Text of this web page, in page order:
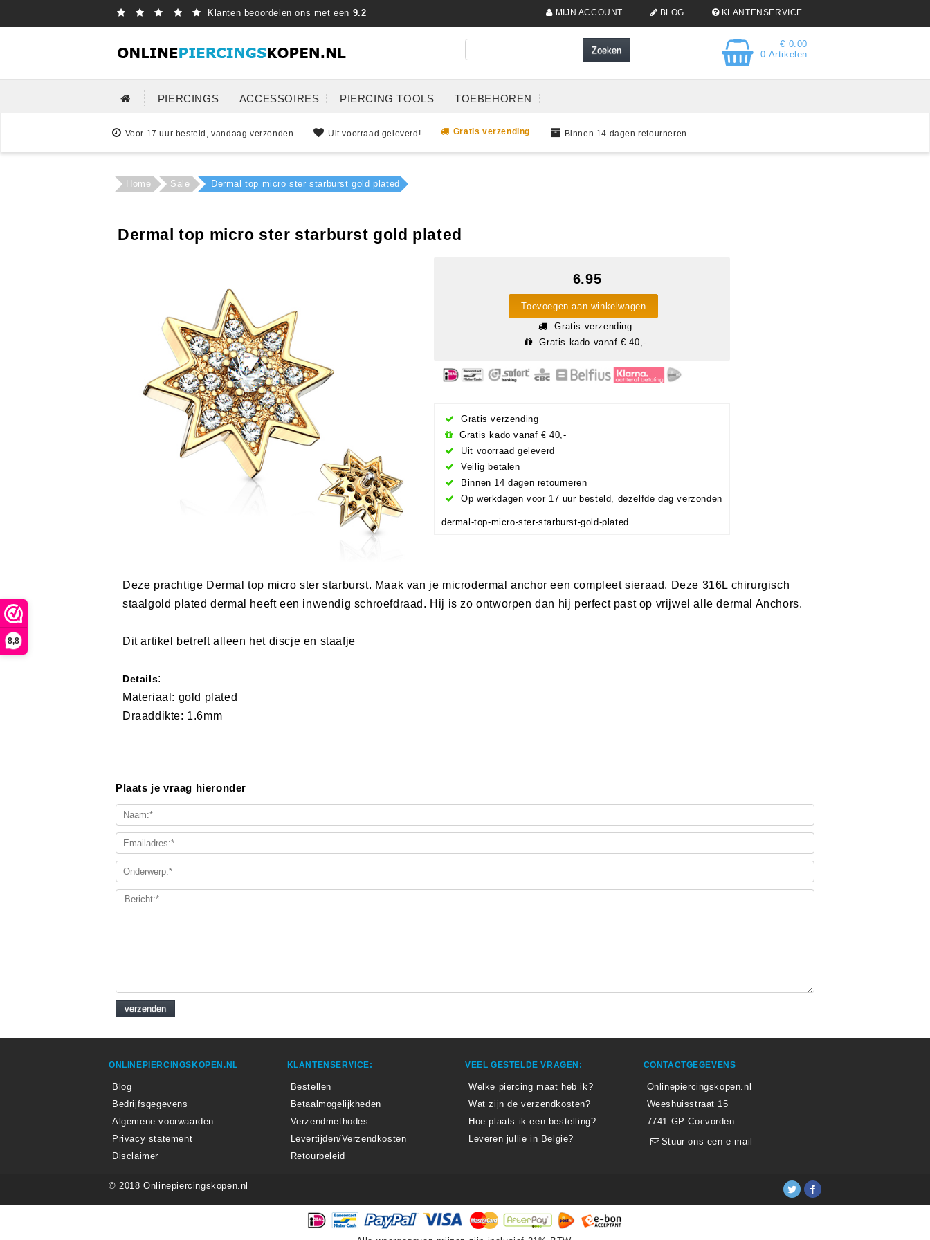
8,8
Klanten beoordelen ons met een 9.2 MIJN ACCOUNT BLOG KLANTENSERVICE
€ 0.00
0 Artikelen
PIERCINGS ACCESSOIRES PIERCING TOOLS TOEBEHOREN
Voor 17 uur besteld, vandaag verzonden Uit voorraad geleverd! Gratis verzending Binnen 14 dagen retourneren
Home Sale Dermal top micro ster starburst gold plated
Dermal top micro ster starburst gold plated
6.95
Toevoegen aan winkelwagen
Gratis verzending
Gratis kado vanaf € 40,-
Gratis verzending
Gratis kado vanaf € 40,-
Uit voorraad geleverd
Veilig betalen
Binnen 14 dagen retourneren
Op werkdagen voor 17 uur besteld, dezelfde dag verzonden
dermal-top-micro-ster-starburst-gold-plated
Deze prachtige Dermal top micro ster starburst. Maak van je microdermal anchor een compleet sieraad. Deze 316L chirurgisch
staalgold plated dermal heeft een inwendig schroefdraad. Hij is zo ontworpen dan hij perfect past op vrijwel alle dermal Anchors.
Dit artikel betreft alleen het discje en staafje
Details:
Materiaal: gold plated
Draaddikte: 1.6mm
Plaats je vraag hieronder
ONLINEPIERCINGSKOPEN.NL
Blog
Bedrijfsgegevens
Algemene voorwaarden
Privacy statement
Disclaimer
KLANTENSERVICE:
Bestellen
Betaalmogelijkheden
Verzendmethodes
Levertijden/Verzendkosten
Retourbeleid
VEEL GESTELDE VRAGEN:
Welke piercing maat heb ik?
Wat zijn de verzendkosten?
Hoe plaats ik een bestelling?
Leveren jullie in België?
CONTACTGEGEVENS
Onlinepiercingskopen.nl
Weeshuisstraat 15
7741 GP Coevorden
Stuur ons een e-mail
© 2018 Onlinepiercingskopen.nl